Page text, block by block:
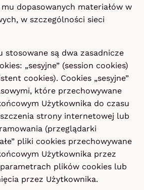
dopasowanych materiałów w
w szczególności sieci
stosowane są dwa zasadnicze
„sesyjne” (session cookies)
cookies). Cookies „sesyjne”
które przechowywane
Użytkownika do czasu
strony internetowej lub
(przeglądarki
pliki cookies przechowywane
Użytkownika przez
plików cookies lub
przez Użytkownika.